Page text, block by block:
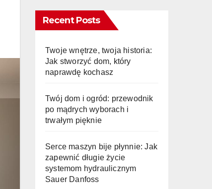
Recent Posts
Twoje wnętrze, twoja historia:
Jak stworzyć dom, który
naprawdę kochasz
Twój dom i ogród: przewodnik
po mądrych wyborach i
trwałym pięknie
Serce maszyn bije płynnie: Jak
zapewnić długie życie
systemom hydraulicznym
Sauer Danfoss